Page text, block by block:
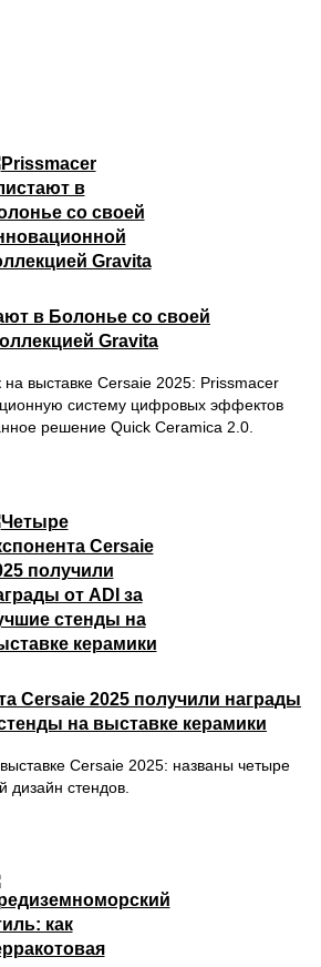
в Болонье со своей
Gravita
на выставке Cersaie 2025: Prissmacer
систему цифровых эффектов
решение Quick Ceramica 2.0.
Cersaie 2025 получили награды
на выставке керамики
Cersaie 2025: названы четыре
дизайн стендов.